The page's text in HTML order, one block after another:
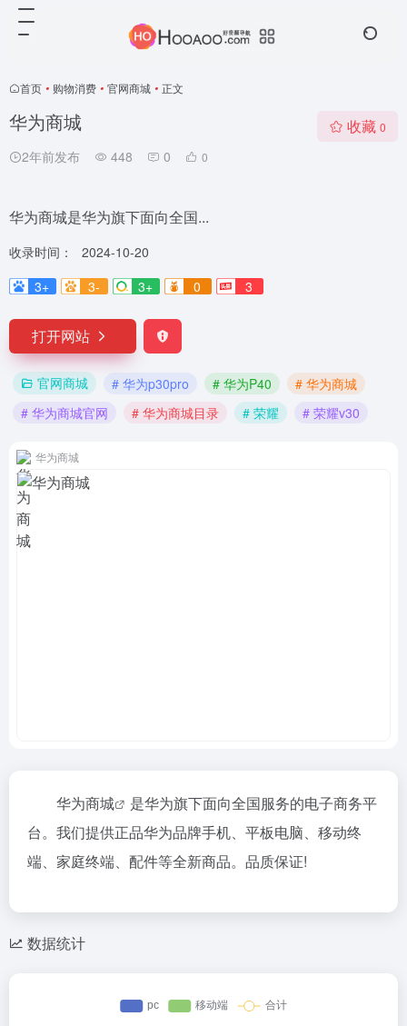
首页 • 购物消费 • 官网商城 • 正文
华为商城
2年前发布 448 0 0
收藏 0
华为商城是华为旗下面向全国...
收录时间：
2024-10-20
3+
3- 3+ 0 3
打开网站
官网商城 # 华为p30pro # 华为P40
# 华为商城
# 华为商城官网
# 华为商城目录 # 荣耀 # 荣耀v30
华为商城
华为商城
是华为旗下面向全国服务的电子商务平
台。我们提供正品华为品牌手机、平板电脑、移动终
端、家庭终端、配件等全新商品。品质保证!
数据统计